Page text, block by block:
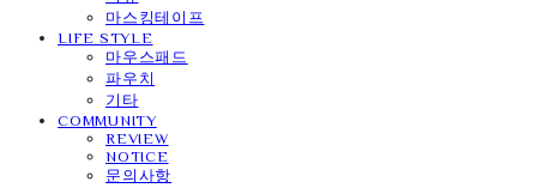
마스킹테이프
LIFE STYLE
마우스패드
파우치
기타
COMMUNITY
REVIEW
NOTICE
문의사항